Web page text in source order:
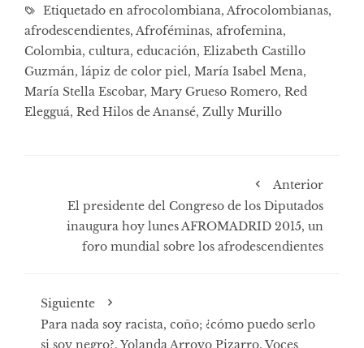
Etiquetado en afrocolombiana, Afrocolombianas,
afrodescendientes, Afroféminas, afrofemina,
Colombia, cultura, educación, Elizabeth Castillo
Guzmán, lápiz de color piel, María Isabel Mena,
María Stella Escobar, Mary Grueso Romero, Red
Elegguá, Red Hilos de Anansé, Zully Murillo
Anterior
El presidente del Congreso de los Diputados
inaugura hoy lunes AFROMADRID 2015, un
foro mundial sobre los afrodescendientes
Siguiente
Para nada soy racista, coño; ¿cómo puedo serlo
si soy negro?. Yolanda Arroyo Pizarro. Voces